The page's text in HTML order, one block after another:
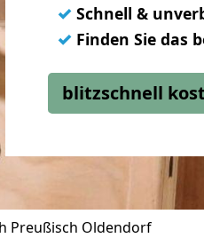
✓ Schnell &
✓ Finden Sie das
blitzschnell
Preußisch Oldendorf